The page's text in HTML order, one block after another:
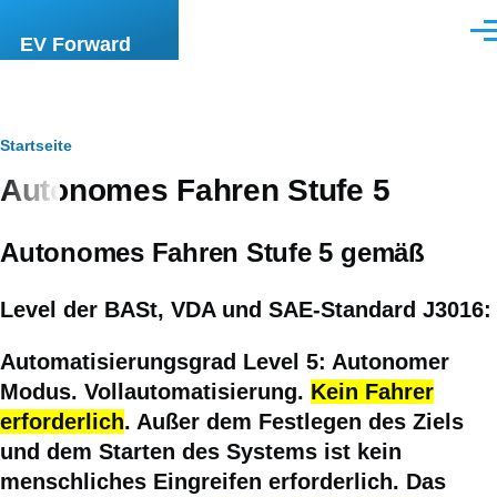
EV Forward
Pfadnavigation
Startseite
Autonomes Fahren Stufe 5
Autonomes Fahren Stufe 5 gemäß
Level der BASt, VDA und SAE-Standard J3016:
Automatisierungsgrad Level 5: Autonomer
Modus. Vollautomatisierung. Kein Fahrer
erforderlich. Außer dem Festlegen des Ziels
und dem Starten des Systems ist kein
menschliches Eingreifen erforderlich. Das